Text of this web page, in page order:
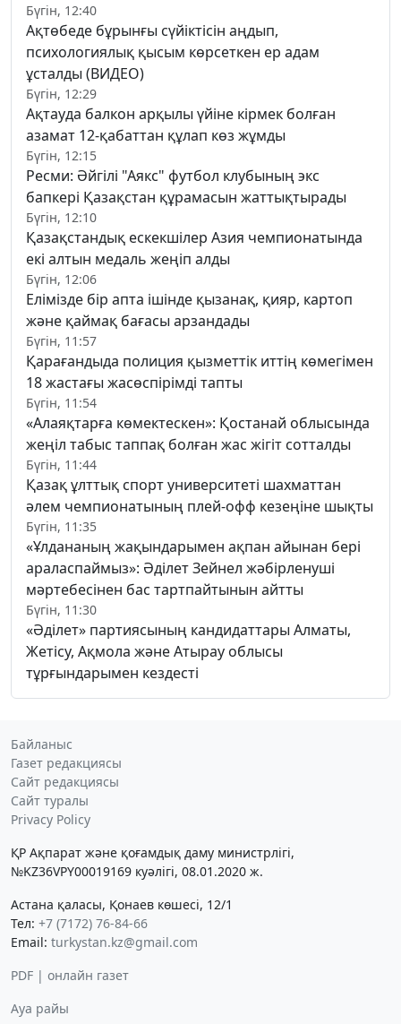
Бүгін, 12:40
Ақтөбеде бұрынғы сүйіктісін аңдып,
психологиялық қысым көрсеткен ер адам
ұсталды (ВИДЕО)
Бүгін, 12:29
Ақтауда балкон арқылы үйіне кірмек болған
азамат 12-қабаттан құлап көз жұмды
Бүгін, 12:15
Ресми: Әйгілі "Аякс" футбол клубының экс
бапкері Қазақстан құрамасын жаттықтырады
Бүгін, 12:10
Қазақстандық ескекшілер Азия чемпионатында
екі алтын медаль жеңіп алды
Бүгін, 12:06
Елімізде бір апта ішінде қызанақ, қияр, картоп
және қаймақ бағасы арзандады
Бүгін, 11:57
Қарағандыда полиция қызметтік иттің көмегімен
18 жастағы жасөспірімді тапты
Бүгін, 11:54
«Алаяқтарға көмектескен»: Қостанай облысында
жеңіл табыс таппақ болған жас жігіт сотталды
Бүгін, 11:44
Қазақ ұлттық спорт университеті шахматтан
әлем чемпионатының плей-офф кезеңіне шықты
Бүгін, 11:35
«Ұлдананың жақындарымен ақпан айынан бері
араласпаймыз»: Әділет Зейнел жәбірленуші
мәртебесінен бас тартпайтынын айтты
Бүгін, 11:30
«Әділет» партиясының кандидаттары Алматы,
Жетісу, Ақмола және Атырау облысы
тұрғындарымен кездесті
Байланыс
Газет редакциясы
Сайт редакциясы
Сайт туралы
Privacy Policy
ҚР Ақпарат және қоғамдық даму министрлігі,
№KZ36VPY00019169 куәлігі, 08.01.2020 ж.
Астана қаласы, Қонаев көшесі, 12/1
Тел: +7 (7172) 76-84-66
Email: turkystan.kz@gmail.com
PDF | онлайн газет
Ауа райы